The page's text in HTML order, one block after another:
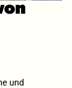
und